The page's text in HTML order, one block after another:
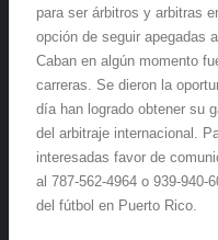
para ser árbitros y arbitras
opción de seguir apegadas
Caban en algún momento
carreras. Se dieron la
día han logrado obtener su
del arbitraje internacional.
interesadas favor de
al 787-562-4964 o 939-940-
del fútbol en Puerto Rico.